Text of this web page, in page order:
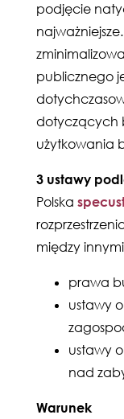
podjęcie
publicznego
dotyczących
użytkowania
3 ustawy
Polska
między
prawa
ustawy
ustawy
nad
Warunek